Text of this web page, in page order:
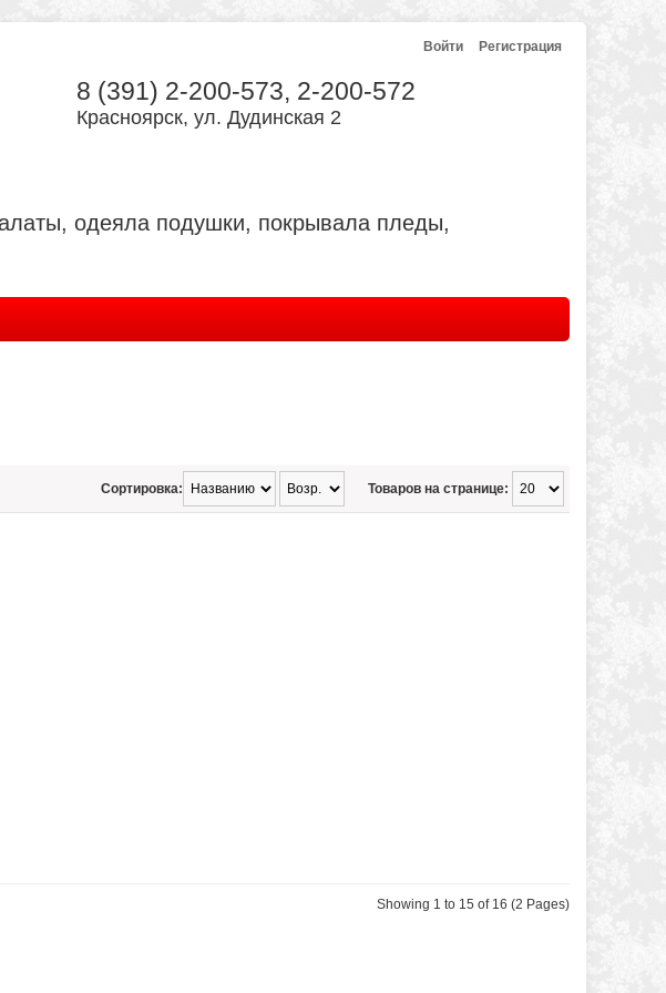
Войти Регистрация
8 (391) 2-200-573, 2-200-572
Красноярск, ул. Дудинская 2
одеяла подушки, покрывала пледы,
Товаров на странице:
Сортировка:
Showing 1 to 15 of 16 (2 Pages)